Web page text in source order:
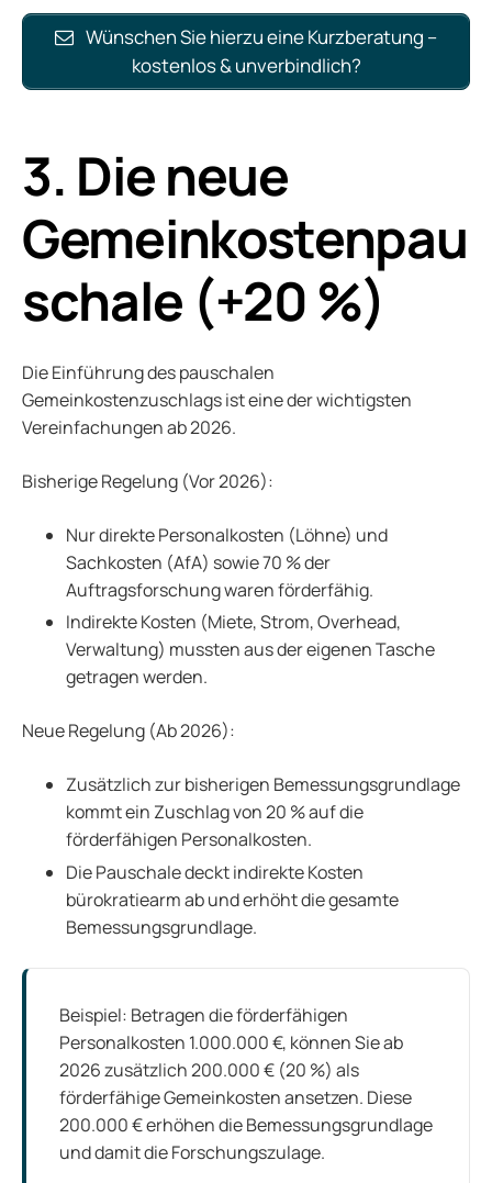
Wünschen Sie hierzu eine Kurzberatung –
kostenlos & unverbindlich?
3. Die neue
Gemeinkostenpau
schale (+20 %)
Die Einführung des pauschalen
Gemeinkostenzuschlags ist eine der wichtigsten
Vereinfachungen ab 2026.
Bisherige Regelung (Vor 2026):
Nur direkte Personalkosten (Löhne) und
Sachkosten (AfA) sowie 70 % der
Auftragsforschung waren förderfähig.
Indirekte Kosten (Miete, Strom, Overhead,
Verwaltung) mussten aus der eigenen Tasche
getragen werden.
Neue Regelung (Ab 2026):
Zusätzlich zur bisherigen Bemessungsgrundlage
kommt ein Zuschlag von 20 % auf die
förderfähigen Personalkosten.
Die Pauschale deckt indirekte Kosten
bürokratiearm ab und erhöht die gesamte
Bemessungsgrundlage.
Beispiel: Betragen die förderfähigen
Personalkosten 1.000.000 €, können Sie ab
2026 zusätzlich 200.000 € (20 %) als
förderfähige Gemeinkosten ansetzen. Diese
200.000 € erhöhen die Bemessungsgrundlage
und damit die Forschungszulage.